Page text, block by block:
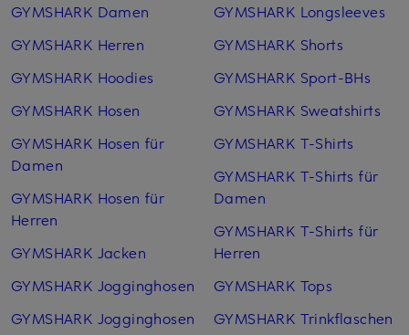
GYMSHARK Damen
GYMSHARK Herren
GYMSHARK Hoodies
GYMSHARK Hosen
GYMSHARK Hosen für
Damen
GYMSHARK Hosen für
Herren
GYMSHARK Jacken
GYMSHARK Jogginghosen
GYMSHARK Jogginghosen
GYMSHARK Longsleeves
GYMSHARK Shorts
GYMSHARK Sport-BHs
GYMSHARK Sweatshirts
GYMSHARK T-Shirts
GYMSHARK T-Shirts für
Damen
GYMSHARK T-Shirts für
Herren
GYMSHARK Tops
GYMSHARK Trinkflaschen